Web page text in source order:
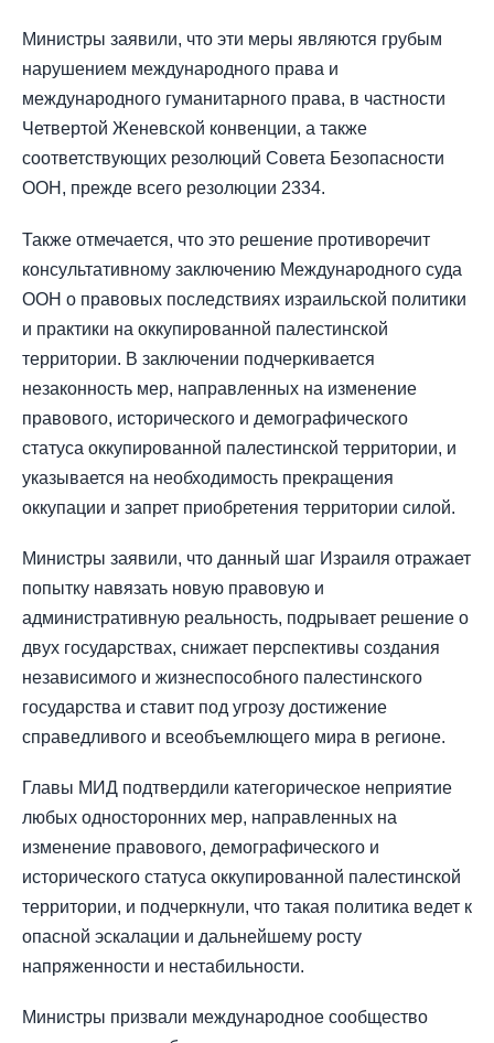
Министры заявили, что эти меры являются грубым
нарушением международного права и
международного гуманитарного права, в частности
Четвертой Женевской конвенции, а также
соответствующих резолюций Совета Безопасности
ООН, прежде всего резолюции 2334.
Также отмечается, что это решение противоречит
консультативному заключению Международного суда
ООН о правовых последствиях израильской политики
и практики на оккупированной палестинской
территории. В заключении подчеркивается
незаконность мер, направленных на изменение
правового, исторического и демографического
статуса оккупированной палестинской территории, и
указывается на необходимость прекращения
оккупации и запрет приобретения территории силой.
Министры заявили, что данный шаг Израиля отражает
попытку навязать новую правовую и
административную реальность, подрывает решение о
двух государствах, снижает перспективы создания
независимого и жизнеспособного палестинского
государства и ставит под угрозу достижение
справедливого и всеобъемлющего мира в регионе.
Главы МИД подтвердили категорическое неприятие
любых односторонних мер, направленных на
изменение правового, демографического и
исторического статуса оккупированной палестинской
территории, и подчеркнули, что такая политика ведет к
опасной эскалации и дальнейшему росту
напряженности и нестабильности.
Министры призвали международное сообщество